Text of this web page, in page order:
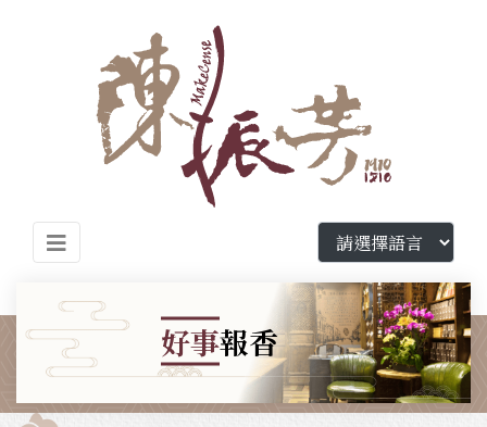
好事報香